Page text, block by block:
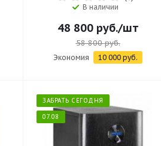
В наличии
48 800руб./шт
58 800руб.
Экономия 10 000 руб.
ЗАБРАТЬ СЕГОДНЯ
07.08